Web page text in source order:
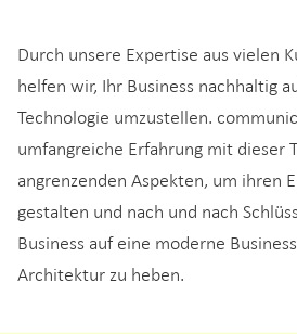
Durch unsere Expertise aus vielen
helfen wir, Ihr Business nachhaltig
Technologie umzustellen.
umfangreiche Erfahrung mit dieser
angrenzenden Aspekten, um ihren
gestalten und nach und nach
Business auf eine moderne
Architektur zu heben.